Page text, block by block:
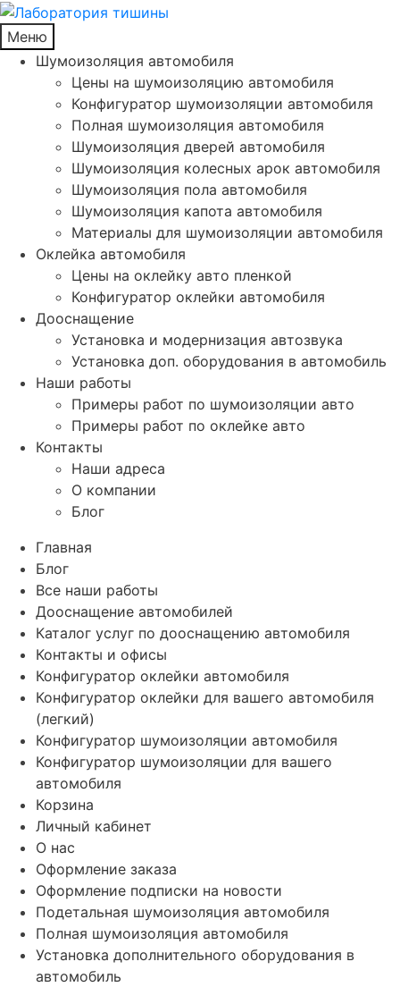
Меню
Шумоизоляция автомобиля
Цены на шумоизоляцию автомобиля
Конфигуратор шумоизоляции автомобиля
Полная шумоизоляция автомобиля
Шумоизоляция дверей автомобиля
Шумоизоляция колесных арок автомобиля
Шумоизоляция пола автомобиля
Шумоизоляция капота автомобиля
Материалы для шумоизоляции автомобиля
Оклейка автомобиля
Цены на оклейку авто пленкой
Конфигуратор оклейки автомобиля
Дооснащение
Установка и модернизация автозвука
Установка доп. оборудования в автомобиль
Наши работы
Примеры работ по шумоизоляции авто
Примеры работ по оклейке авто
Контакты
Наши адреса
О компании
Блог
Главная
Блог
Все наши работы
Дооснащение автомобилей
Каталог услуг по дооснащению автомобиля
Контакты и офисы
Конфигуратор оклейки автомобиля
Конфигуратор оклейки для вашего автомобиля
(легкий)
Конфигуратор шумоизоляции автомобиля
Конфигуратор шумоизоляции для вашего
автомобиля
Корзина
Личный кабинет
О нас
Оформление заказа
Оформление подписки на новости
Подетальная шумоизоляция автомобиля
Полная шумоизоляция автомобиля
Установка дополнительного оборудования в
автомобиль